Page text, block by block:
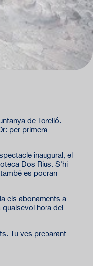
de Torelló.
per primera
inaugural, el
Dos Rius. S'hi
es podran
els abonaments a
qualsevol hora del
Tu ves preparant